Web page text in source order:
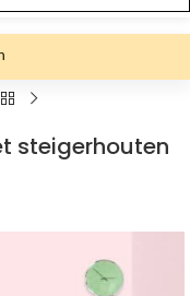
steigerhouten